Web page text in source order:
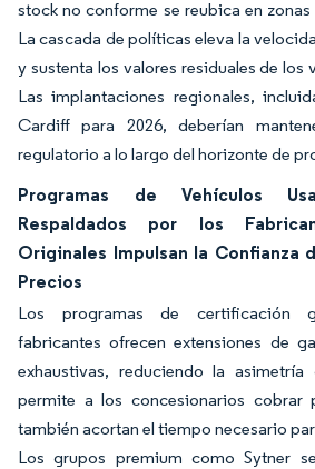
stock no conforme se reubica en zonas
La cascada de políticas eleva la
y sustenta los valores residuales de los
Las implantaciones regionales,
Cardiff para 2026, deberían
regulatorio a lo largo del horizonte de
Programas de Vehículos
Respaldados por los
Originales Impulsan la Confianza
Precios
Los programas de certificación
fabricantes ofrecen extensiones de
exhaustivas, reduciendo la
permite a los concesionarios cobrar
también acortan el tiempo necesario
Los grupos premium como Sytner